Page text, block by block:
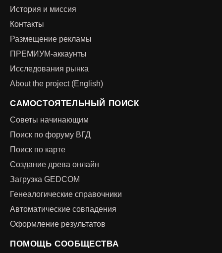
История и миссия
Контакты
Размещение рекламы
ПРЕМИУМ-аккаунты
Исследования рынка
About the project (English)
САМОСТОЯТЕЛЬНЫЙ ПОИСК
Советы начинающим
Поиск по форуму ВГД
Поиск по карте
Создание древа онлайн
Загрузка GEDCOM
Генеалогические справочники
Автоматические совпадения
Оформление результатов
ПОМОЩЬ СООБЩЕСТВА